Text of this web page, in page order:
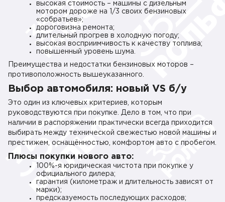
высокая стоимость – машины с дизельным
мотором дороже на 1/3 своих бензиновых
«собратьев»;
дороговизна ремонта;
длительный прогрев в холодную погоду;
высокая восприимчивость к качеству топлива;
повышенный уровень шума.
Преимущества и недостатки бензиновых моторов –
противоположность вышеуказанного.
Выбор автомобиля: новый VS б/у
Это один из ключевых критериев, которым
руководствуются при покупке. Дело в том, что при
наличии в распоряжении практически всегда приходится
выбирать между технической свежестью новой машины и
престижем, оснащённостью, комфортом авто с пробегом.
Плюсы покупки нового авто:
100%-я юридическая чистота при покупке у
официального дилера;
гарантия (километраж и длительность зависят от
марки);
предсказуемость последующих расходов;